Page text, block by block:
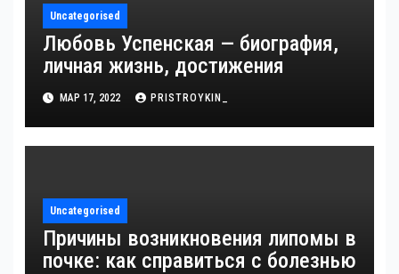
Uncategorised
Любовь Успенская — биография,
личная жизнь, достижения
МАР 17, 2022 PRISTROYKIN_
Uncategorised
Причины возникновения липомы в
почке: как справиться с болезнью